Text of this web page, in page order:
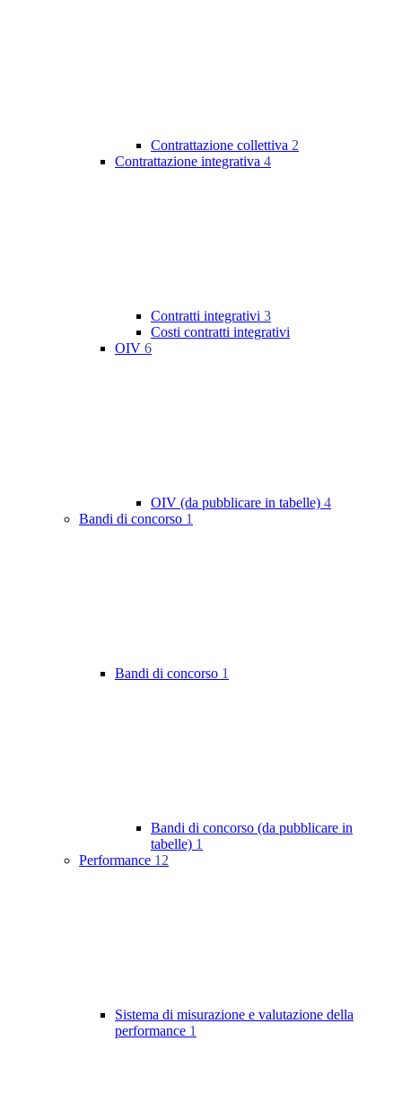
Contrattazione collettiva 2
Contrattazione integrativa 4
Contratti integrativi 3
Costi contratti integrativi
OIV 6
OIV (da pubblicare in tabelle) 4
Bandi di concorso 1
Bandi di concorso 1
Bandi di concorso (da pubblicare in
tabelle) 1
Performance 12
Sistema di misurazione e valutazione della
performance 1